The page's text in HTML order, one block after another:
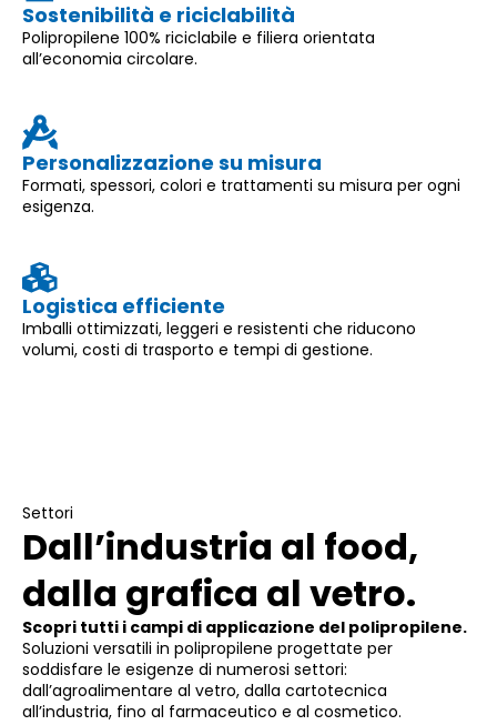
Sostenibilità e riciclabilità
Polipropilene 100% riciclabile e filiera orientata
all’economia circolare.
Personalizzazione su misura
Formati, spessori, colori e trattamenti su misura per ogni
esigenza.
Logistica efficiente
Imballi ottimizzati, leggeri e resistenti che riducono
volumi, costi di trasporto e tempi di gestione.
Settori
Dall’industria al food,
dalla grafica al vetro.
Scopri tutti i campi di applicazione del polipropilene.
Soluzioni versatili in polipropilene progettate per
soddisfare le esigenze di numerosi settori:
dall’agroalimentare al vetro, dalla cartotecnica
all’industria, fino al farmaceutico e al cosmetico.